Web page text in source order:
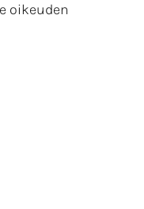
oikeuden